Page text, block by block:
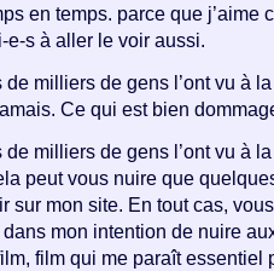
en temps. parce que j’aime
e-s à aller le voir aussi.
de milliers de gens l’ont vu à
Ce qui est bien
de milliers de gens l’ont vu à
peut vous nuire que
sur mon site. En tout cas,
dans mon intention de nuire
film qui me paraît essentiel